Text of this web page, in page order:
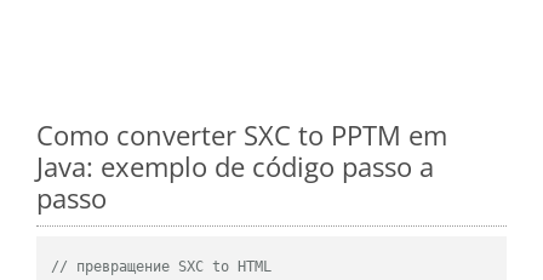
Como converter SXC to PPTM em
Java: exemplo de código passo a
passo
// превращение SXC to HTML